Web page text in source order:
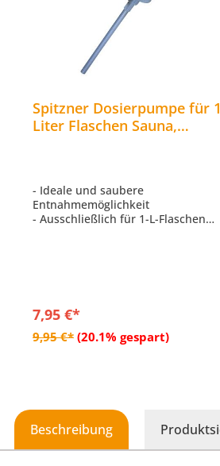
Spitzner Dosierpumpe für 1
Liter Flaschen Sauna,
- Ideale und saubere
Entnahmemöglichkeit
- Ausschließlich für 1-L-Flaschen
7,95 €*
9,95 €* (20.1% gespart)
In den Warenkorb
Beschreibung